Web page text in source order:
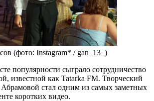
(фото: Instagram* / gan_13_)
популярности сыграло сотрудничество
известной как Tatarka FM. Творческий
стал одним из самых заметных
коротких видео.